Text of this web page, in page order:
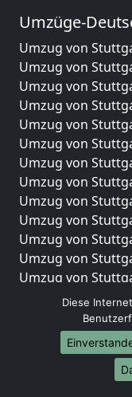
Umzüge-
Umzug von
Umzug von
Umzug von
Umzug von
Umzug von
Umzug von
Umzug von
Umzug von
Umzug von
Umzug von
Umzug von
Umzug von
Umzug von
Umzug von
Umzug von
Umzug von
Umzug von
Umzug von
Diese